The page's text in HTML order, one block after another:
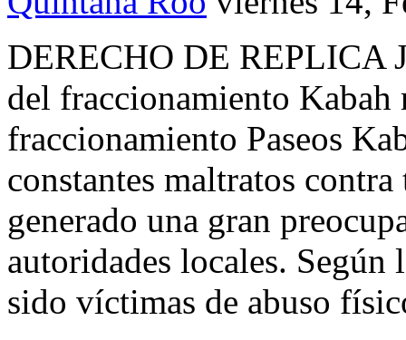
DERECHO DE
del fraccionamiento
fraccionamiento Paseos
constantes maltratos
generado una gran
autoridades locales.
sido víctimas de abuso